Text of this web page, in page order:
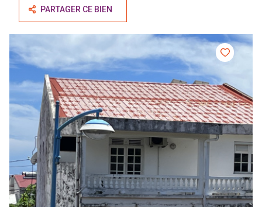
PARTAGER CE BIEN